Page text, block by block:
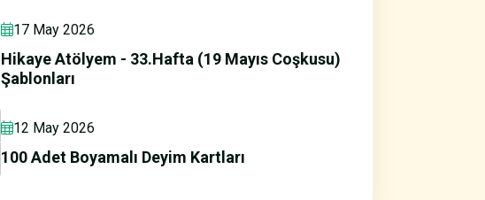
17 May 2026
Hikaye Atölyem - 33.Hafta (19 Mayıs Coşkusu)
Şablonları
12 May 2026
100 Adet Boyamalı Deyim Kartları